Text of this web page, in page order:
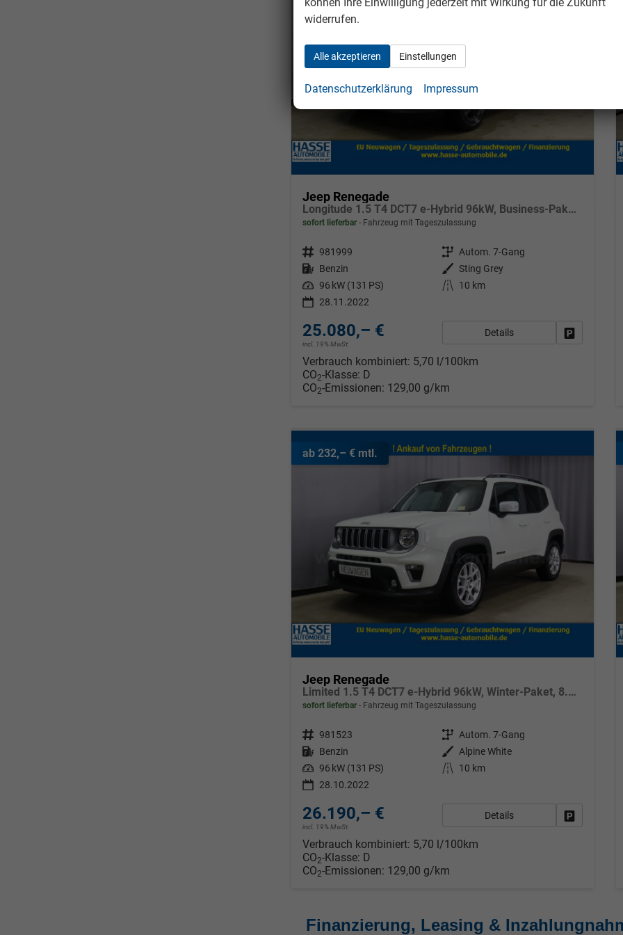
Jeep Renegade
Longitude 1.5 T4 DCT7 e-Hybrid 96kW, Business-Paket, 2-Zonen-Klimaautomatik, AppleCarPlay&Android Auto, Radio DAB, Freisprecheinrichtung, Tempomat, LaneSense, Notrufsystem, 16"-Leichtmetallfelgen, uvm.
sofort lieferbar Fahrzeug mit Tageszulassung
Fahrzeugnr. 981999 Getriebe Autom. 7-Gang
Kraftstoff Benzin Außenfarbe Sting Grey
Leistung 96 kW (131 PS) Kilometerstand
10 km
28.11.2022
25.080,– €
incl. 19% MwSt.
Details Fahrzeug
Verbrauch kombiniert: 5,70 l/100km
CO2-Klasse: D
CO2-Emissionen: 129,00 g/km
ab 232,– € mtl.
Jeep Renegade
Limited 1.5 T4 DCT7 e-Hybrid 96kW, Winter-Paket, 8.4"-Navigationssystem, Radio DAB, AppleCarPlay&AndroidAuto, Tempomat, LaneSense, Lichtsensor, Nebelscheinwerfer, 17"-Leichtmetallfelgen, uvm.
sofort lieferbar Fahrzeug mit Tageszulassung
Fahrzeugnr. 981523 Getriebe Autom. 7-Gang
Kraftstoff Benzin Außenfarbe
Alpine White
Leistung 96 kW (131 PS) Kilometerstand
10 km
28.10.2022
26.190,– €
incl. 19% MwSt.
Details Fahrzeug
Verbrauch kombiniert: 5,70 l/100km
CO2-Klasse: D
CO2-Emissionen: 129,00 g/km
Finanzierung, Leasing &
widerrufen.
Alle akzeptieren Einstellungen
Datenschutzerklärung Impressum